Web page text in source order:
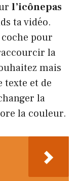
l’icônepas
ta vidéo.
pour
la
mais
texte et de
la
la couleur.